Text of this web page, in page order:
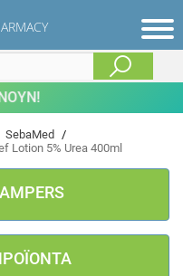
SebaMed /
Lotion 5% Urea 400ml